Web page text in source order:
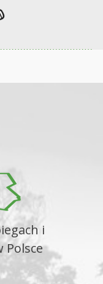
i
Polsce